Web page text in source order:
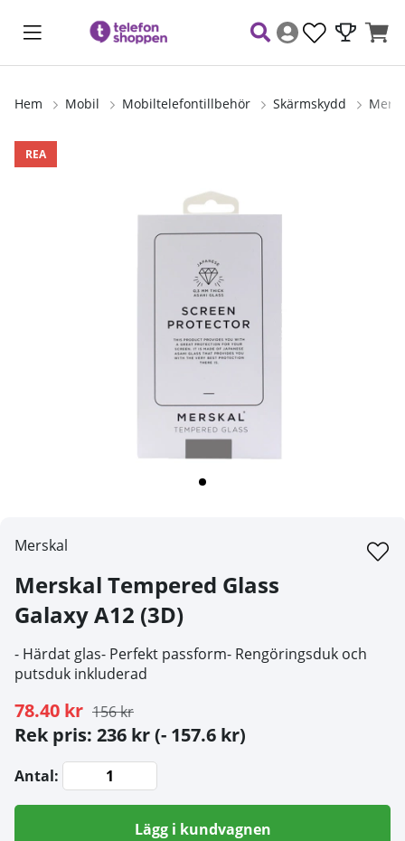
Hem Mobil Mobiltelefontillbehör Skärmskydd
REA
Produktbilder
Merskal
Merskal Tempered Glass
Galaxy A12 (3D)
- Härdat glas- Perfekt passform- Rengöringsduk och
putsduk inkluderad
78.40 kr 156 kr
Rek pris: 236 kr(- 157.6 kr)
Antal:
Lägg i kundvagnen